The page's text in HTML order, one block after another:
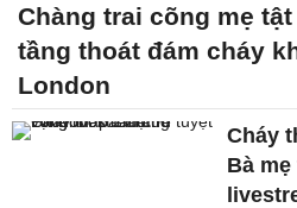
Chàng trai cõng mẹ
tầng thoát đám cháy
London
Cháy
Bà